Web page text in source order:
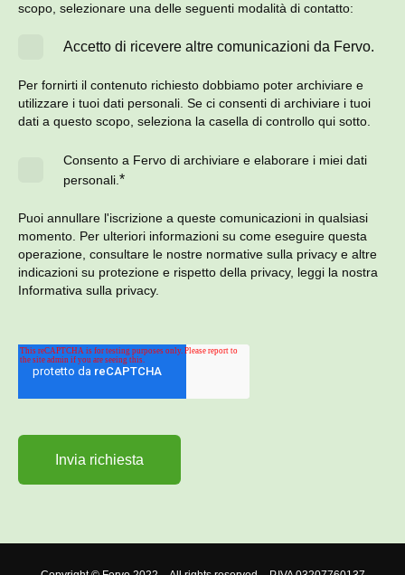
scopo, selezionare una delle seguenti modalità di contatto:
Accetto di ricevere altre comunicazioni da Fervo.
Per fornirti il contenuto richiesto dobbiamo poter archiviare e
utilizzare i tuoi dati personali. Se ci consenti di archiviare i tuoi
dati a questo scopo, seleziona la casella di controllo qui sotto.
Consento a Fervo di archiviare e elaborare i miei dati
personali.*
Puoi annullare l'iscrizione a queste comunicazioni in qualsiasi
momento. Per ulteriori informazioni su come eseguire questa
operazione, consultare le nostre normative sulla privacy e altre
indicazioni su protezione e rispetto della privacy, leggi la nostra
Informativa sulla privacy.